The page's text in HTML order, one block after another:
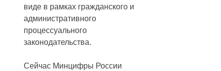
виде в рамках гражданского и
административного
процессуального
законодательства.
Сейчас Минцифры России